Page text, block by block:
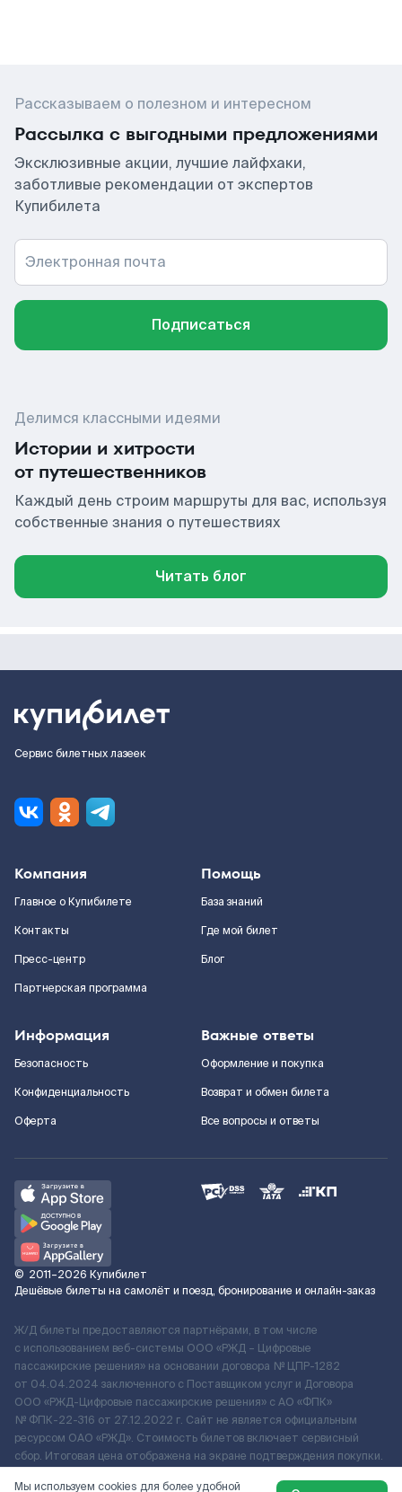
Рассказываем о полезном и интересном
Рассылка с выгодными предложениями
Эксклюзивные акции, лучшие лайфхаки,
заботливые рекомендации от экспертов
Купибилета
Электронная почта
Подписаться
Делимся классными идеями
Истории и хитрости
от путешественников
Каждый день строим маршруты для вас, используя
собственные знания о путешествиях
Читать блог
Сервис билетных лазеек
Компания
Главное о Купибилете
Контакты
Пресс-центр
Партнерская программа
Помощь
База знаний
Где мой билет
Блог
Информация
Безопасность
Конфиденциальность
Оферта
Важные ответы
Оформление и покупка
Возврат и обмен билета
Все вопросы и ответы
© 2011–2026 Купибилет
Дешёвые билеты на самолёт и поезд, бронирование и онлайн-заказ
Ж/Д билеты предоставляются партнёрами, в том числе
с использованием веб-системы ООО «РЖД – Цифровые
пассажирские решения» на основании договора № ЦПР-1282
от 04.04.2024 заключенного с Поставщиком услуг и Договора
ООО «РЖД-Цифровые пассажирские решения» c АО «ФПК»
№ ФПК-22-316 от 27.12.2022 г. Сайт не является официальным
ресурсом ОАО «РЖД». Стоимость билетов включает сервисный
сбор. Итоговая цена отображена на экране подтверждения покупки.
Мы используем cookies для более удобной